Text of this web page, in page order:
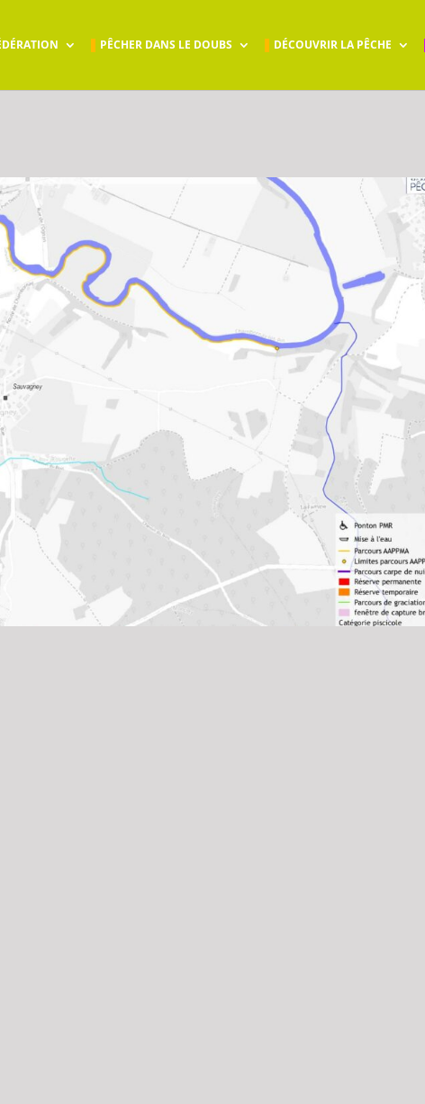
PÊCHER DANS LE DOUBS DÉCOUVRIR LA PÊCHE